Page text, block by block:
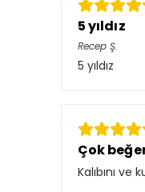
5 yıldız
Recep Ş.
5 yıldız
Çok
Kalıbını